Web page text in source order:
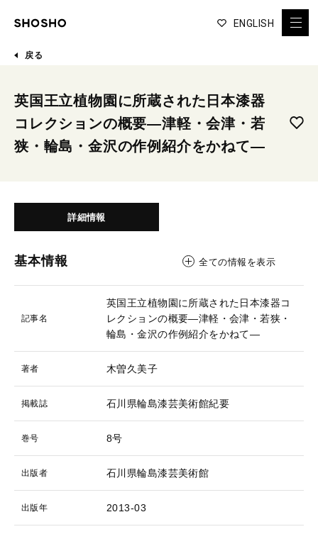
ENGLISH
戻る
英国王立植物園に所蔵された日本漆器
コレクションの概要―津軽・会津・若
狭・輪島・金沢の作例紹介をかねて―
詳細情報
基本情報 全ての情報を表示
記事名
英国王立植物園に所蔵された日本漆器コ
レクションの概要―津軽・会津・若狭・
輪島・金沢の作例紹介をかねて―
著者 木曽久美子
掲載誌 石川県輪島漆芸美術館紀要
巻号 8号
出版者 石川県輪島漆芸美術館
出版年 2013-03